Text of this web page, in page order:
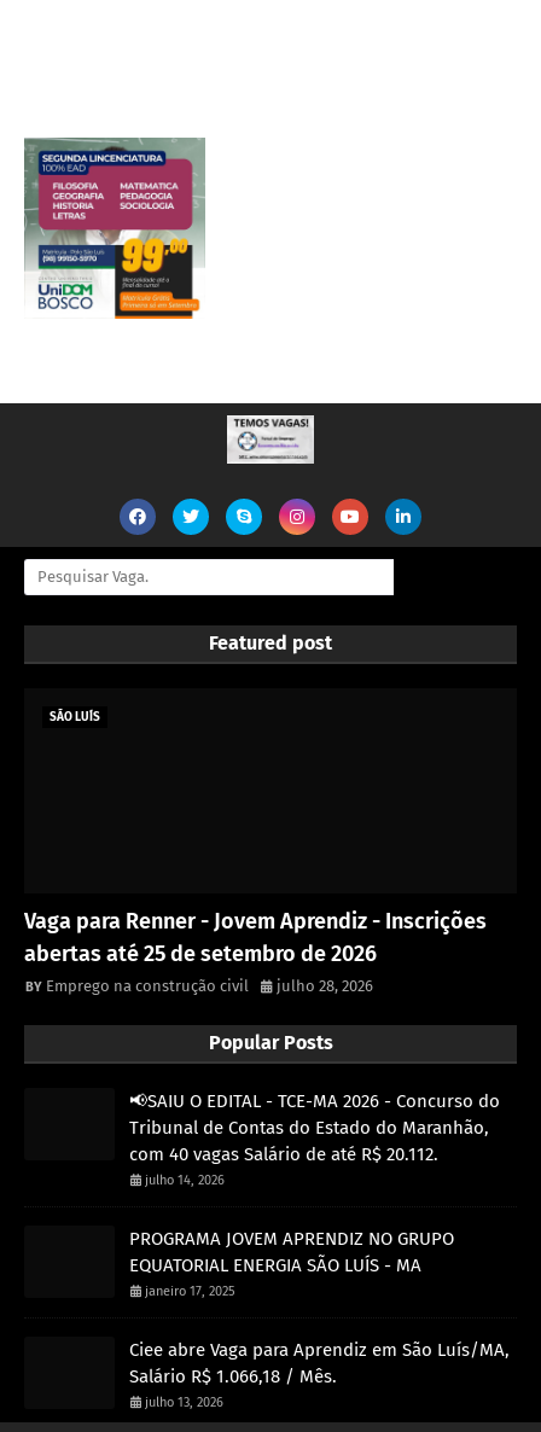
Featured post
SÃO LUÍS
Vaga para Renner - Jovem Aprendiz - Inscrições
abertas até 25 de setembro de 2026
Emprego na construção civil julho 28, 2026
Popular Posts
📢SAIU O EDITAL - TCE-MA 2026 - Concurso do
Tribunal de Contas do Estado do Maranhão,
com 40 vagas Salário de até R$ 20.112.
julho 14, 2026
PROGRAMA JOVEM APRENDIZ NO GRUPO
EQUATORIAL ENERGIA SÃO LUÍS - MA
janeiro 17, 2025
Ciee abre Vaga para Aprendiz em São Luís/MA,
Salário R$ 1.066,18 / Mês.
julho 13, 2026